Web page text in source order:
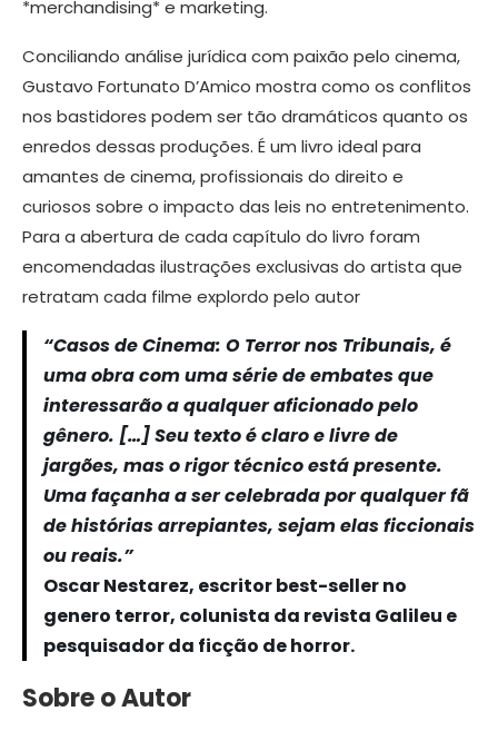
*merchandising* e marketing.
Conciliando análise jurídica com paixão pelo cinema,
Gustavo Fortunato D’Amico mostra como os conflitos
nos bastidores podem ser tão dramáticos quanto os
enredos dessas produções. É um livro ideal para
amantes de cinema, profissionais do direito e
curiosos sobre o impacto das leis no entretenimento.
Para a abertura de cada capítulo do livro foram
encomendadas ilustrações exclusivas do artista que
retratam cada filme explordo pelo autor
“Casos de Cinema: O Terror nos Tribunais, é
uma obra com uma série de embates que
interessarão a qualquer aficionado pelo
gênero. […] Seu texto é claro e livre de
jargões, mas o rigor técnico está presente.
Uma façanha a ser celebrada por qualquer fã
de histórias arrepiantes, sejam elas ficcionais
ou reais.”
Oscar Nestarez, escritor best-seller no
genero terror, colunista da revista Galileu e
pesquisador da ficção de horror.
Sobre o Autor